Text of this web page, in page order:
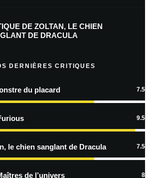
les nouveaux commentaires par e-mail.
nouveaux articles par e-mail.
En savoir
DE ZOLTAN, LE CHIEN
DE DRACULA
DERNIÈRES CRITIQUES
du placard 7.5
9.5
le chien sanglant de Dracula 7.5
de l’univers 8